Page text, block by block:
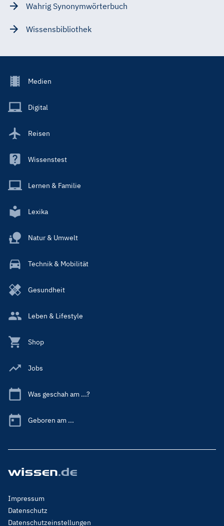
Wahrig Synonymwörterbuch
Wissensbibliothek
Footer
Main
Medien
Digital
Reisen
Wissenstest
Lernen & Familie
Lexika
Natur & Umwelt
Technik & Mobilität
Gesundheit
Leben & Lifestyle
Shop
Jobs
Was geschah am ...?
Geboren am ...
Footer
Menu
Legal
Impressum
Datenschutz
Datenschutzeinstellungen